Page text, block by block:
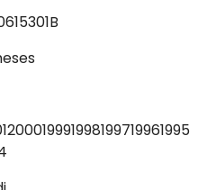
200019991998199719961995